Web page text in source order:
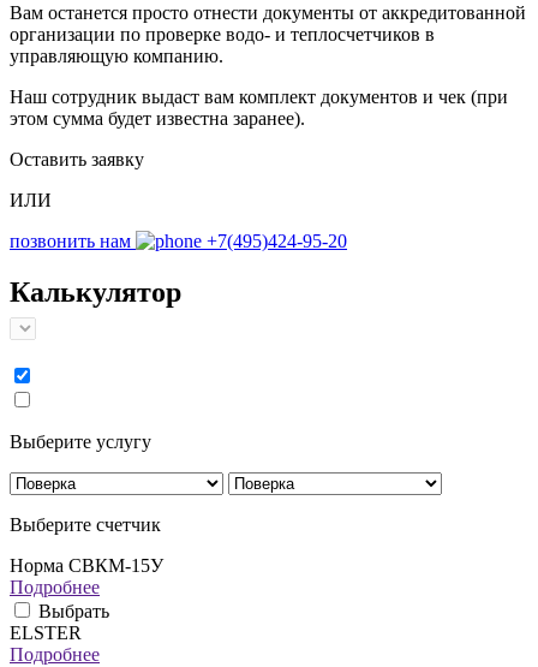
Вам останется просто отнести документы от аккредитованной
организации по проверке водо- и теплосчетчиков в
управляющую компанию.
Наш сотрудник выдаст вам комплект документов и чек (при
этом сумма будет известна заранее).
Оставить заявку
ИЛИ
позвонить нам
+7(495)424-95-20
Калькулятор
Выберите услугу
Выберите счетчик
Норма СВКМ-15У
Подробнее
Выбрать
ELSTER
Подробнее